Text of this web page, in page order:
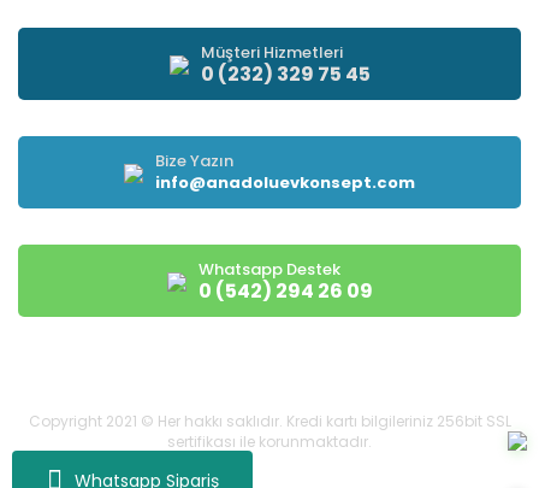
Whatsapp Sipariş
Müşteri Hizmetleri
0 (232) 329 75 45
Bize Yazın
info@anadoluevkonsept.com
Whatsapp Destek
0 (542) 294 26 09
Copyright 2021 © Her hakkı saklıdır. Kredi kartı bilgileriniz 256bit SSL
sertifikası ile korunmaktadır.